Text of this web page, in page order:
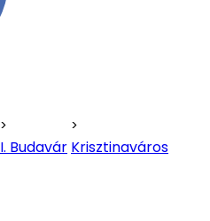
I. Budavár Krisztinaváros